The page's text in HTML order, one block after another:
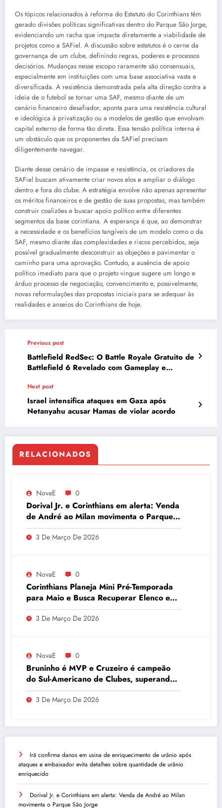
Os tópicos relacionados à reforma do Estatuto do Corinthians têm
gerado divisões políticas significativas dentro do Parque São Jorge,
evidenciando um racha que impacta diretamente a viabilidade de
projetos como a SAFiel. A discussão sobre estatutos é o cerne da
governança de um clube, definindo regras, poderes e processos
decisórios. Mudanças nesse escopo raramente são consensuais,
especialmente em instituições com uma base associativa vasta e
diversificada. A resistência demonstrada pela alta direção contra a
ideia de o futebol se tornar uma SAF, mesmo diante de um
cenário financeiro desafiador, aponta para uma resistência cultural
e ideológica à privatização ou a modelos de gestão que envolvam
capital externo de forma tão direta. Essa tensão política interna é
um obstáculo que os proponentes da SAFiel precisam
diligentemente navegar.
Diante desse cenário de impasse e resistência, os criadores da
SAFiel buscam ativamente criar novos elos e ampliar o diálogo
dentro e fora do clube. A estratégia envolve não apenas apresentar
os méritos financeiros e de gestão de suas propostas, mas também
construir coalizões e buscar apoio político entre diferentes
segmentos da base corintiana. A esperança é que, ao demonstrar
a necessidade e os benefícios tangíveis de um modelo como o da
SAF, mesmo diante das complexidades e riscos percebidos, seja
possível gradualmente desconstruir as objeções e pavimentar o
caminho para uma aprovação. Contudo, a ausência de apoio
político imediato para que o projeto vingue sugere um longo e
árduo processo de negociação, convencimento e, possivelmente,
novas reformulações das propostas iniciais para se adequar às
realidades e anseios do Corinthians de hoje.
Previous post
Battlefield RedSec: O Battle Royale Gratuito de
Battlefield 6 Revelado com Gameplay e
Next post
Israel intensifica ataques em Gaza após
Netanyahu acusar Hamas de violar acordo
RELACIONADOS
NovaE 0
Dorival Jr. e Corinthians em alerta: Venda
de André ao Milan movimenta o Parque
São Jorge
3 De Março De 2026
NovaE 0
Corinthians Planeja Mini Pré-Temporada
para Maio e Busca Recuperar Elenco e
Desempenho
3 De Março De 2026
NovaE 0
Bruninho é MVP e Cruzeiro é campeão
do Sul-Americano de Clubes, superando
Campinas
3 De Março De 2026
Irã confirma danos em usina de enriquecimento de urânio após
ataques e embaixador evita detalhes sobre quantidade de urânio
enriquecido
Dorival Jr. e Corinthians em alerta: Venda de André ao Milan
movimenta o Parque São Jorge